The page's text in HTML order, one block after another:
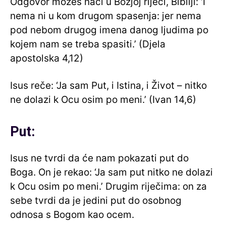
nema ni u kom drugom spasenja: jer nema
pod nebom drugog imena danog ljudima po
kojem nam se treba spasiti.’ (Djela
apostolska 4,12)
Isus reče: ‘Ja sam Put, i Istina, i Život – nitko
ne dolazi k Ocu osim po meni.’ (Ivan 14,6)
Put:
Isus ne tvrdi da će nam pokazati put do
Boga. On je rekao: ‘Ja sam put nitko ne dolazi
k Ocu osim po meni.’ Drugim riječima: on za
sebe tvrdi da je jedini put do osobnog
odnosa s Bogom kao ocem.